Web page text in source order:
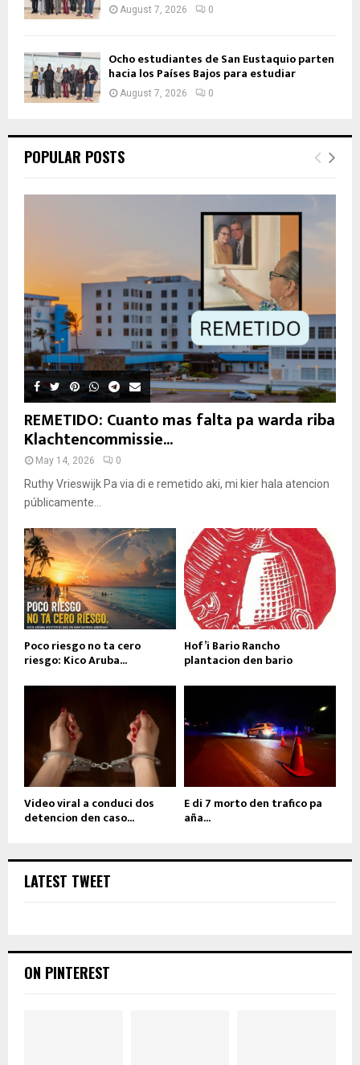
August 7, 2026 0
Ocho estudiantes de San Eustaquio parten
hacia los Países Bajos para estudiar
August 7, 2026 0
POPULAR POSTS
REMETIDO: Cuanto mas falta pa warda riba
Klachtencommissie...
May 14, 2026 0
Ruthy Vrieswijk Pa via di e remetido aki, mi kier hala atencion
públicamente...
Poco riesgo no ta cero
riesgo: Kico Aruba...
Hof’i Bario Rancho
plantacion den bario
Video viral a conduci dos
detencion den caso...
E di 7 morto den trafico pa
aña...
LATEST TWEET
ON PINTEREST